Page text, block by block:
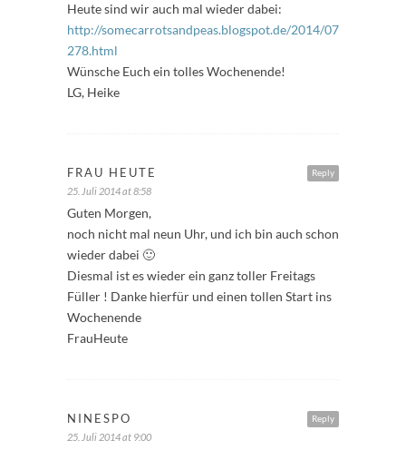
Heute sind wir auch mal wieder dabei:
http://somecarrotsandpeas.blogspot.de/2014/07/
278.html
Wünsche Euch ein tolles Wochenende!
LG, Heike
Reply
FRAU HEUTE
25. Juli 2014 at 8:58
Guten Morgen,
noch nicht mal neun Uhr, und ich bin auch schon
wieder dabei 🙂
Diesmal ist es wieder ein ganz toller Freitags
Füller ! Danke hierfür und einen tollen Start ins
Wochenende
FrauHeute
Reply
NINESPO
25. Juli 2014 at 9:00